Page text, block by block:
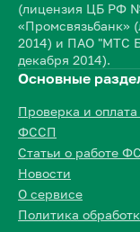
(лицензия ЦБ РФ
«Промсвязьбанк»
2014) и ПАО "МТС
декабря 2014).
Основные
Проверка и
ФССП
Статьи о работе
Новости
О сервисе
Политика